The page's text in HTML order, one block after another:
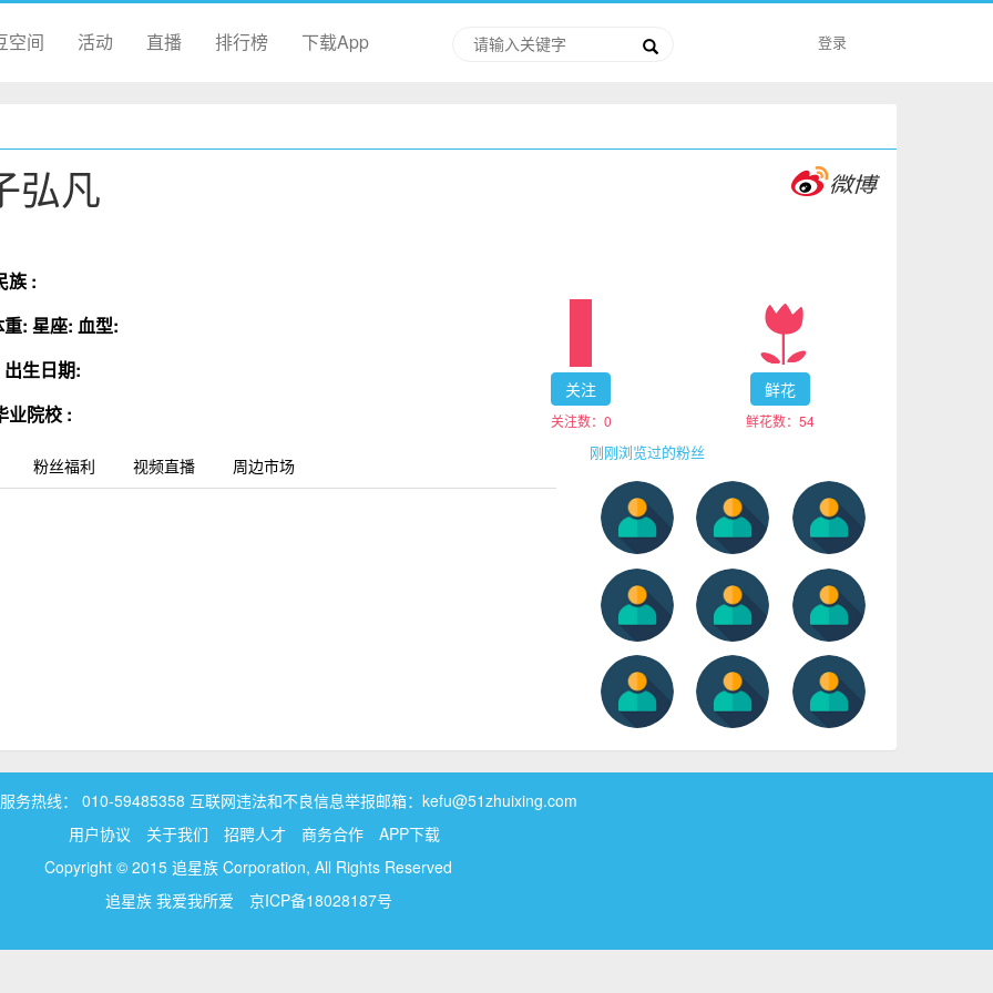
空间 活动 直播 排行榜 下载App 登录
弘凡
族 :
: 星座: 血型:
出生日期:
业院校 :
关注
关注数： 0
鲜花
鲜花数： 54
粉丝福利 视频直播 周边市场
刚刚浏览过的粉丝
务热线： 010-59485358 互联网违法和不良信息举报邮箱：kefu@51zhuixing.com
用户协议
关于我们 招聘人才 商务合作
APP下载
Copyright © 2015 追星族 Corporation, All Rights Reserved
追星族 我爱我所爱
京ICP备18028187号